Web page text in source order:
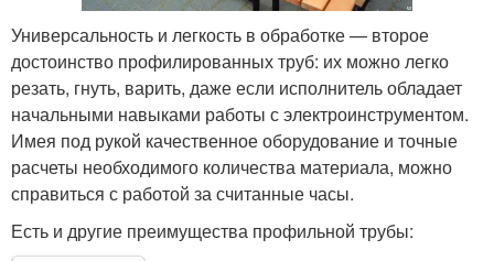
Универсальность и легкость в обработке — второе
достоинство профилированных труб: их можно легко
резать, гнуть, варить, даже если исполнитель обладает
начальными навыками работы с электроинструментом.
Имея под рукой качественное оборудование и точные
расчеты необходимого количества материала, можно
справиться с работой за считанные часы.
Есть и другие преимущества профильной трубы: